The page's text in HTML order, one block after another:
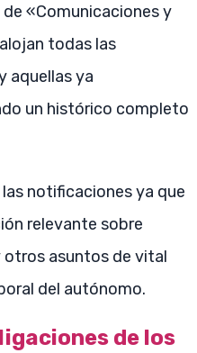
«Comunicaciones y
todas las
aquellas ya
un histórico completo
notificaciones ya que
relevante sobre
asuntos de vital
del autónomo.
de los